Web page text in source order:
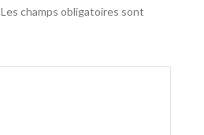
Les champs obligatoires sont